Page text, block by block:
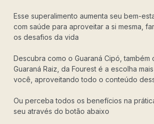
Esse superalimento aumenta seu bem-
com saúde para aproveitar a si mesma,
os desafios da vida
Descubra como o Guaraná Cipó,
Guaraná Raiz, da Fourest é a escolha
você, aproveitando todo o conteúdo
Ou perceba todos os benefícios na
seu através do botão abaixo